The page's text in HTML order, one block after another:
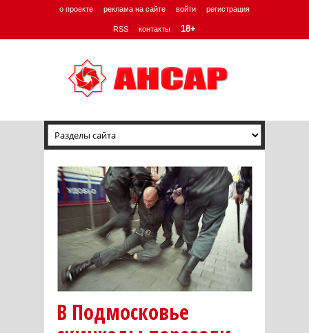
о проекте реклама на сайте войти регистрация
RSS контакты 18+
В Подмосковье